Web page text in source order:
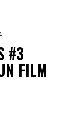
#3
FILM